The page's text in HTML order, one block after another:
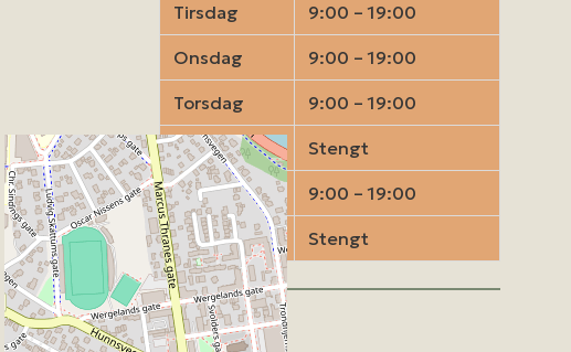
Tirsdag 9:00 – 19:00
Onsdag 9:00 – 19:00
Torsdag 9:00 – 19:00
Fredag Stengt
Lørdag 9:00 – 19:00
Søndag Stengt
Kart